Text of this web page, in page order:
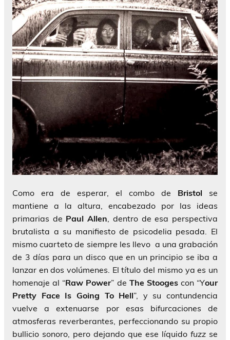
Como era de esperar, el combo de Bristol se
mantiene a la altura, encabezado por las ideas
primarias de Paul Allen, dentro de esa perspectiva
brutalista a su manifiesto de psicodelia pesada. El
mismo cuarteto de siempre les llevo a una grabación
de 3 días para un disco que en un principio se iba a
lanzar en dos volúmenes. El título del mismo ya es un
homenaje al “Raw Power” de The Stoogescon “Your
Pretty Face Is Going To Hell”, y su contundencia
vuelve a extenuarse por esas bifurcaciones de
atmosferas reverberantes, perfeccionando su propio
bullicio sonoro, pero dejando que ese líquido fuzz se